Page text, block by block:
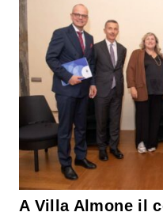
A Villa Almone il